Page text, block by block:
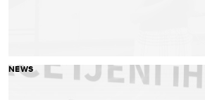
NEWS